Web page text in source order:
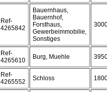
Ref-
4265842
Bauernhaus,
Bauernhof,
Forsthaus,
Gewerbeimmobilie,
Sonstiges
Ref-
4265610
Burg, Muehle
Ref-
4265552
Schloss